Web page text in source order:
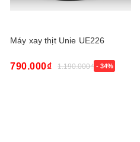
Máy xay thịt Unie UE226
790.000₫ 1.190.000₫ - 34%